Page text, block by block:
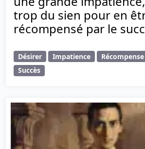
trop du sien pour en
récompensé par le
Désirer Impatience Récompense
Succès